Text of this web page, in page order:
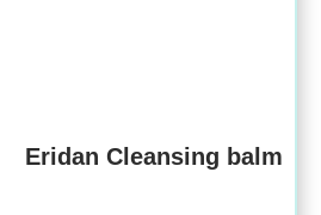
Eridan Cleansing balm